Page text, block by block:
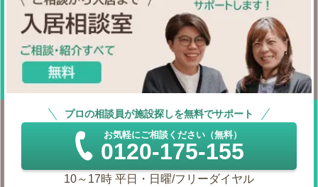
プロの相談員が施設探しを無料でサポート
お気軽にご相談ください（無料）
0120-175-155
10～17時 平日・日曜/フリーダイヤル